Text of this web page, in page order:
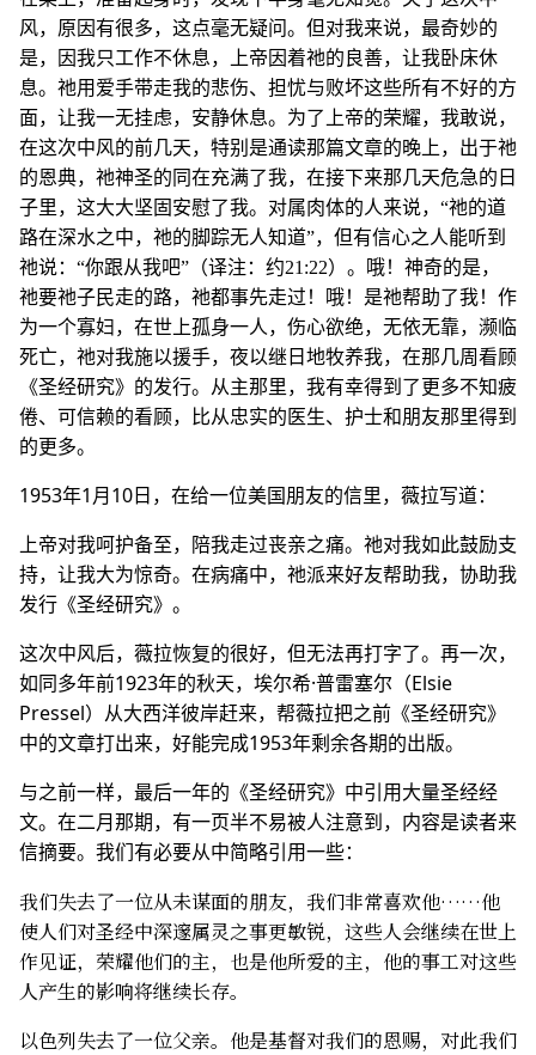
风，原因有很多，这点毫无疑问。但对我来说，最奇妙的
是，因我只工作不休息，上帝因着祂的良善，让我卧床休
息。祂用爱手带走我的悲伤、担忧与败坏这些所有不好的方
面，让我一无挂虑，安静休息。为了上帝的荣耀，我敢说，
在这次中风的前几天，特别是通读那篇文章的晚上，出于祂
的恩典，祂神圣的同在充满了我，在接下来那几天危急的日
子里，这大大坚固安慰了我。对属肉体的人来说，“祂的道
路在深水之中，祂的脚踪无人知道”，但有信心之人能听到
祂说：“你跟从我吧”（译注：约21:22）。哦！神奇的是，
祂要祂子民走的路，祂都事先走过！哦！是祂帮助了我！作
为一个寡妇，在世上孤身一人，伤心欲绝，无依无靠，濒临
死亡，祂对我施以援手，夜以继日地牧养我，在那几周看顾
《圣经研究》的发行。从主那里，我有幸得到了更多不知疲
倦、可信赖的看顾，比从忠实的医生、护士和朋友那里得到
的更多。
1953年1月10日，在给一位美国朋友的信里，薇拉写道：
上帝对我呵护备至，陪我走过丧亲之痛。祂对我如此鼓励支
持，让我大为惊奇。在病痛中，祂派来好友帮助我，协助我
发行《圣经研究》。
这次中风后，薇拉恢复的很好，但无法再打字了。再一次，
如同多年前1923年的秋天，埃尔希·普雷塞尔（Elsie
Pressel）从大西洋彼岸赶来，帮薇拉把之前《圣经研究》
中的文章打出来，好能完成1953年剩余各期的出版。
与之前一样，最后一年的《圣经研究》中引用大量圣经经
文。在二月那期，有一页半不易被人注意到，内容是读者来
信摘要。我们有必要从中简略引用一些：
我们失去了一位从未谋面的朋友，我们非常喜欢他……他
使人们对圣经中深邃属灵之事更敏锐，这些人会继续在世上
作见证，荣耀他们的主，也是他所爱的主，他的事工对这些
人产生的影响将继续长存。
以色列失去了一位父亲。他是基督对我们的恩赐，对此我们